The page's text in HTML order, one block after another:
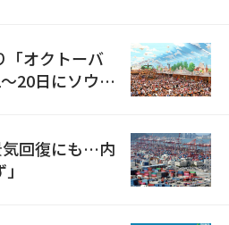
「オクトーバ
20日にソウル
気回復にも…内